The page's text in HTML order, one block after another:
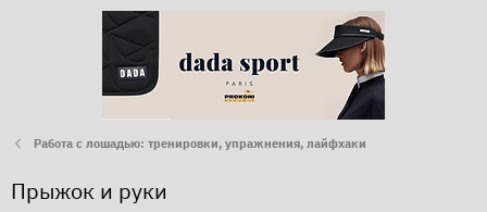
Работа с лошадью: тренировки, упражнения, лайфхаки
Прыжок и руки